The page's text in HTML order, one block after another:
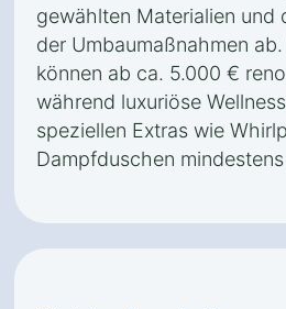
gewählten Materialien und
der Umbaumaßnahmen
können ab ca. 5.000 €
während luxuriöse
speziellen Extras wie
Dampfduschen